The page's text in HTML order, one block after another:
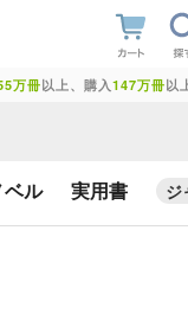
万冊以上、購入 147万冊以
ベル 実用書 ジ